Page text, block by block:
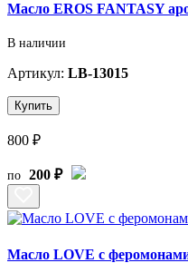
Масло EROS FANTASY
В наличии
Артикул: LB-13015
Купить
800 ₽
по 200 ₽
Масло LOVE с